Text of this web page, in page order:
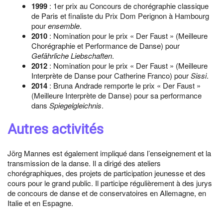
1999 : 1er prix au Concours de chorégraphie classique
de Paris et finaliste du Prix Dom Perignon à Hambourg
pourensemble.
2010 : Nomination pour le prix « Der Faust » (Meilleure
Chorégraphie et Performance de Danse) pour
Gefährliche Liebschaften.
2012 : Nomination pour le prix « Der Faust » (Meilleure
Interprète de Danse pour Catherine Franco) pourSissi.
2014 : Bruna Andrade remporte le prix « Der Faust »
(Meilleure Interprète de Danse) pour sa performance
dans Spiegelgleichnis.
Autres activités
Jörg Mannes est également impliqué dans l’enseignement et la
transmission de la danse. Il a dirigé des ateliers
chorégraphiques, des projets de participation jeunesse et des
cours pour le grand public. Il participe régulièrement à des jurys
de concours de danse et de conservatoires en Allemagne, en
Italie et en Espagne.